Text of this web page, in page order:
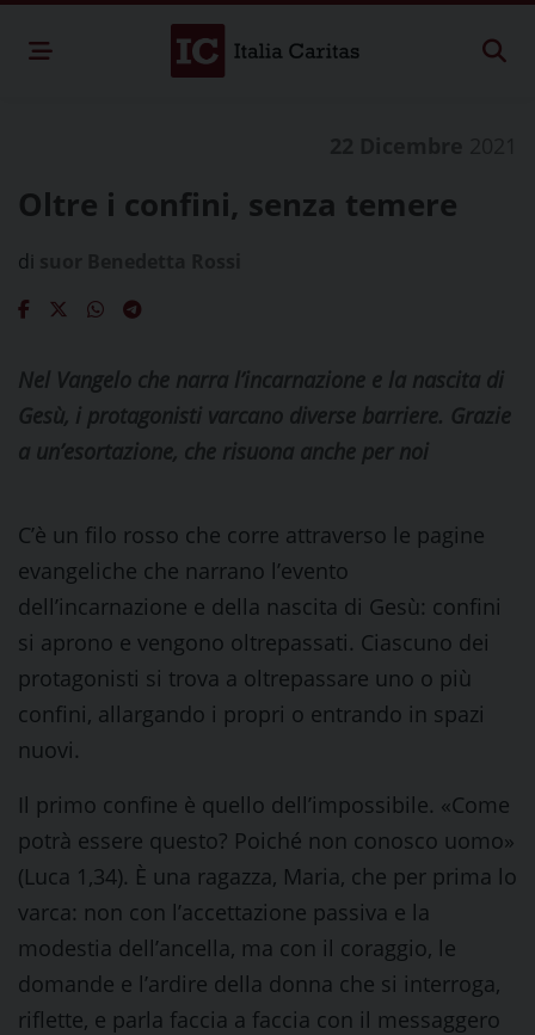
Oltre i confini, senza temere
di
Nel Vangelo che narra l’incarnazione e la nascita di
Gesù, i protagonisti varcano diverse barriere. Grazie
a un’esortazione, che risuona anche per noi
C’è un filo rosso che corre attraverso le pagine
evangeliche che narrano l’evento
dell’incarnazione e della nascita di Gesù: confini
si aprono e vengono oltrepassati. Ciascuno dei
protagonisti si trova a oltrepassare uno o più
confini, allargando i propri o entrando in spazi
nuovi.
Il primo confine è quello dell’impossibile. «Come
potrà essere questo? Poiché non conosco uomo»
(Luca 1,34). È una ragazza, Maria, che per prima lo
varca: non con l’accettazione passiva e la
modestia dell’ancella, ma con il coraggio, le
domande e l’ardire della donna che si interroga,
riflette, e parla faccia a faccia con il messaggero